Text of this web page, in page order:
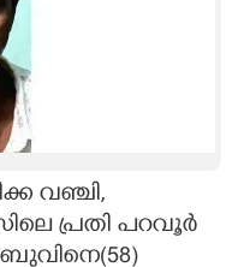
വഞ്ചി,
പ്രതി പറവൂർ